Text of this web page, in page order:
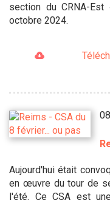
section du CRNA-
octobre 2024.
Aujourd'hui était
en œuvre du tour de
l'été. Ce CSA est